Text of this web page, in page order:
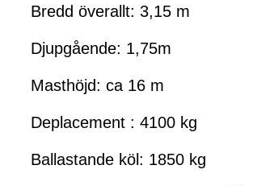
Bredd överallt: 3,15 m
Djupgående: 1,75m
Masthöjd: ca 16 m
Deplacement : 4100 kg
Ballastande köl: 1850 kg